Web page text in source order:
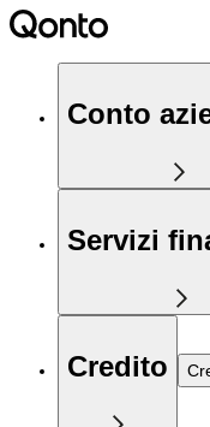
Conto
Servizi
Credito